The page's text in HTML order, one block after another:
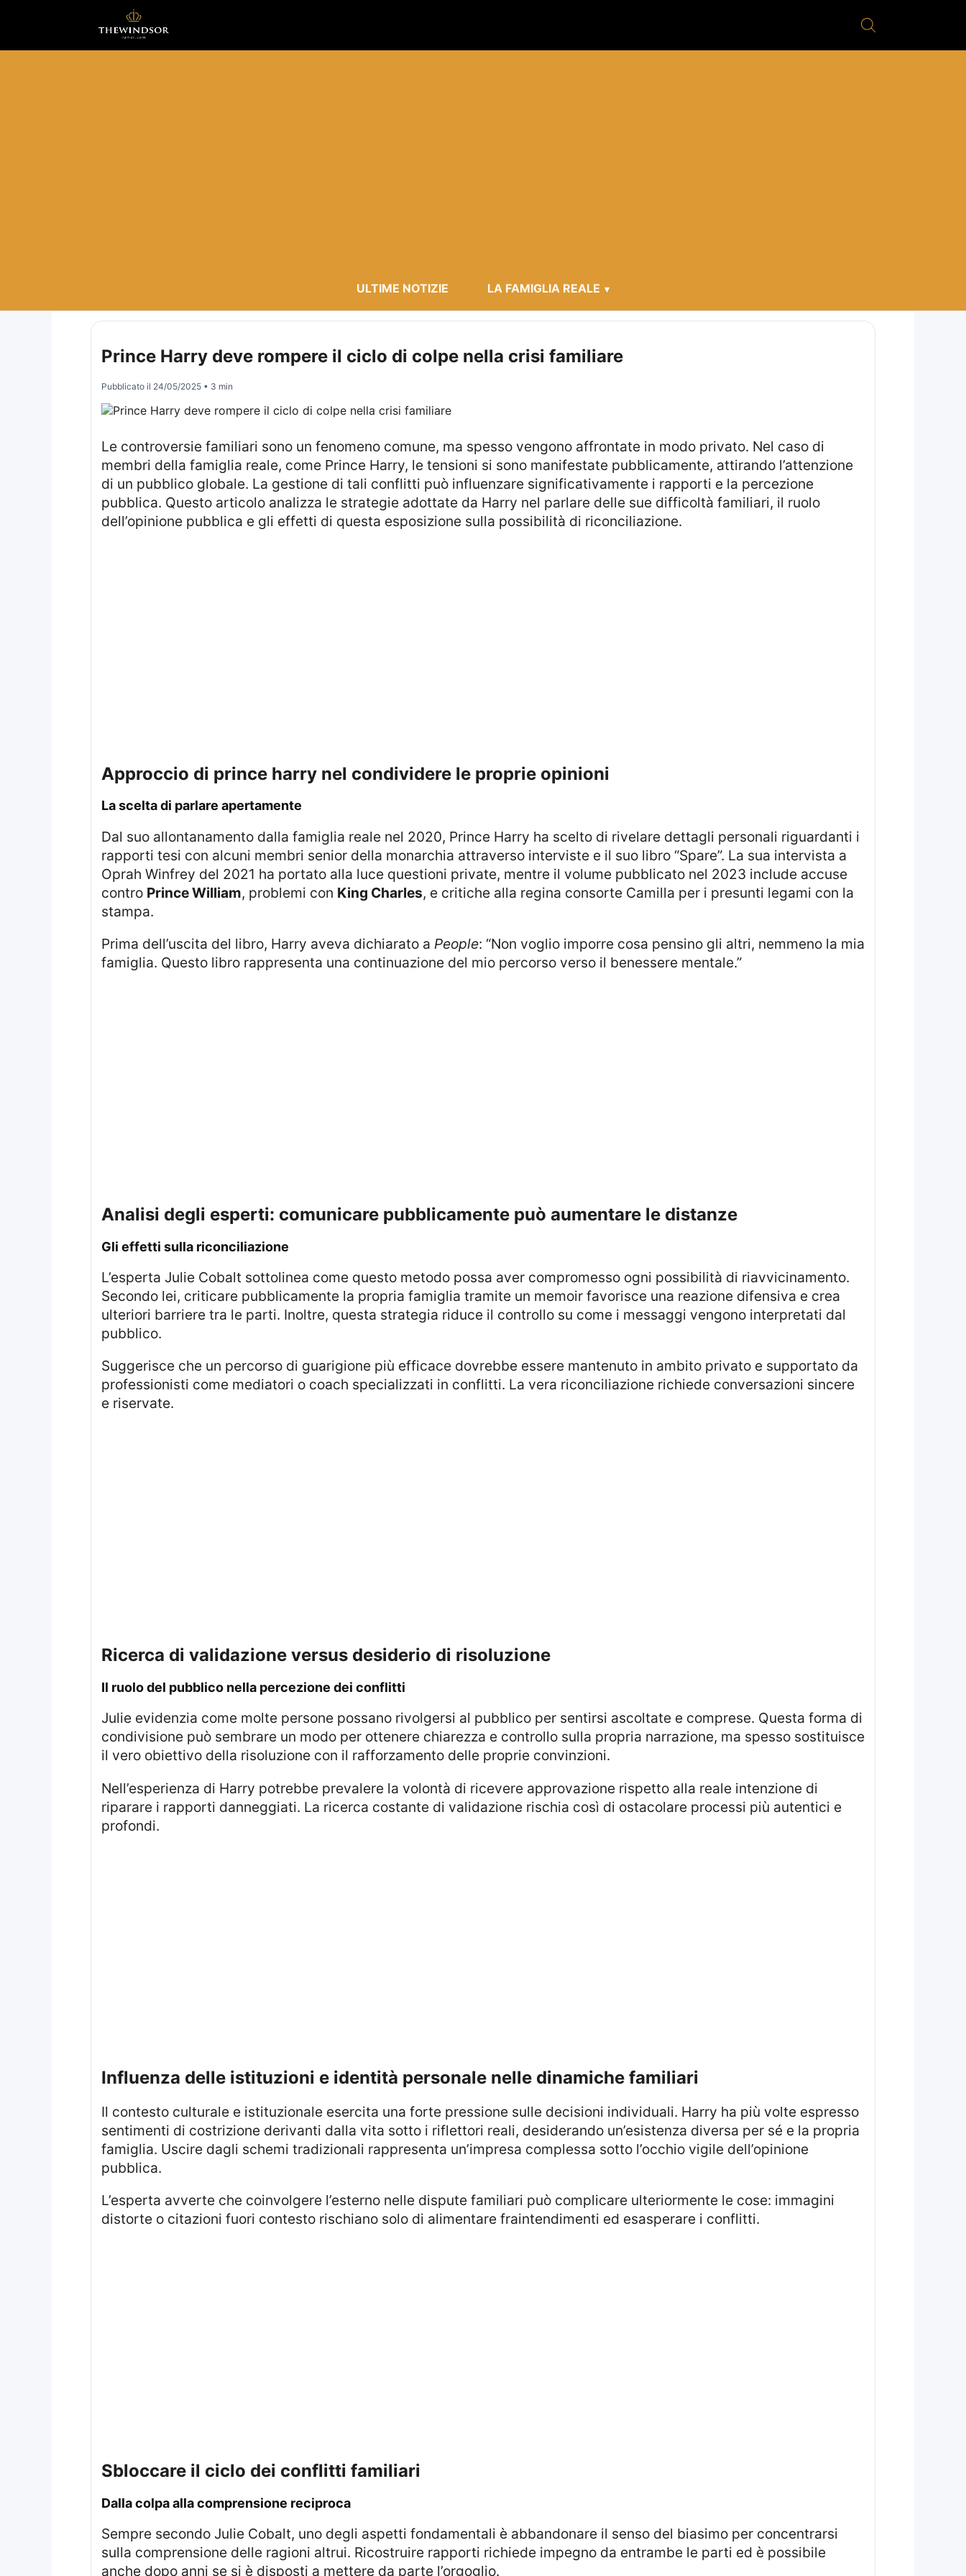
ULTIME NOTIZIE LA FAMIGLIA REALE
Prince Harry deve rompere il ciclo di colpe nella crisi familiare
Pubblicato il 24/05/2025• 3 min
Le controversie familiari sono un fenomeno comune, ma spesso vengono affrontate in modo privato. Nel caso di
membri della famiglia reale, come Prince Harry, le tensioni si sono manifestate pubblicamente, attirando l’attenzione
di un pubblico globale. La gestione di tali conflitti può influenzare significativamente i rapporti e la percezione
pubblica. Questo articolo analizza le strategie adottate da Harry nel parlare delle sue difficoltà familiari, il ruolo
dell’opinione pubblica e gli effetti di questa esposizione sulla possibilità di riconciliazione.
approccio di prince harry nel condividere le proprie opinioni
la scelta di parlare apertamente
Dal suo allontanamento dalla famiglia reale nel 2020, Prince Harry ha scelto di rivelare dettagli personali riguardanti i
rapporti tesi con alcuni membri senior della monarchia attraverso interviste e il suo libro “Spare”. La sua intervista a
Oprah Winfrey del 2021 ha portato alla luce questioni private, mentre il volume pubblicato nel 2023 include accuse
contro Prince William, problemi con King Charles, e critiche alla regina consorte Camilla per i presunti legami con la
stampa.
Prima dell’uscita del libro, Harry aveva dichiarato a People: “Non voglio imporre cosa pensino gli altri, nemmeno la mia
famiglia. Questo libro rappresenta una continuazione del mio percorso verso il benessere mentale.”
analisi degli esperti: comunicare pubblicamente può aumentare le distanze
gli effetti sulla riconciliazione
L’esperta Julie Cobalt sottolinea come questo metodo possa aver compromesso ogni possibilità di riavvicinamento.
Secondo lei, criticare pubblicamente la propria famiglia tramite un memoir favorisce una reazione difensiva e crea
ulteriori barriere tra le parti. Inoltre, questa strategia riduce il controllo su come i messaggi vengono interpretati dal
pubblico.
Suggerisce che un percorso di guarigione più efficace dovrebbe essere mantenuto in ambito privato e supportato da
professionisti come mediatori o coach specializzati in conflitti. La vera riconciliazione richiede conversazioni sincere
e riservate.
ricerca di validazione versus desiderio di risoluzione
il ruolo del pubblico nella percezione dei conflitti
Julie evidenzia come molte persone possano rivolgersi al pubblico per sentirsi ascoltate e comprese. Questa forma di
condivisione può sembrare un modo per ottenere chiarezza e controllo sulla propria narrazione, ma spesso sostituisce
il vero obiettivo della risoluzione con il rafforzamento delle proprie convinzioni.
Nell’esperienza di Harry potrebbe prevalere la volontà di ricevere approvazione rispetto alla reale intenzione di
riparare i rapporti danneggiati. La ricerca costante di validazione rischia così di ostacolare processi più autentici e
profondi.
influenza delle istituzioni e identità personale nelle dinamiche familiari
Il contesto culturale e istituzionale esercita una forte pressione sulle decisioni individuali. Harry ha più volte espresso
sentimenti di costrizione derivanti dalla vita sotto i riflettori reali, desiderando un’esistenza diversa per sé e la propria
famiglia. Uscire dagli schemi tradizionali rappresenta un’impresa complessa sotto l’occhio vigile dell’opinione
pubblica.
L’esperta avverte che coinvolgere l’esterno nelle dispute familiari può complicare ulteriormente le cose: immagini
distorte o citazioni fuori contesto rischiano solo di alimentare fraintendimenti ed esasperare i conflitti.
sbloccare il ciclo dei conflitti familiari
dalla colpa alla comprensione reciproca
Sempre secondo Julie Cobalt, uno degli aspetti fondamentali è abbandonare il senso del biasimo per concentrarsi
sulla comprensione delle ragioni altrui. Ricostruire rapporti richiede impegno da entrambe le parti ed è possibile
anche dopo anni se si è disposti a mettere da parte l’orgoglio.